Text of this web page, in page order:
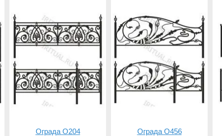
Ограда O204 Ограда O456